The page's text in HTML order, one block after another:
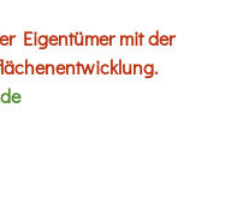
Eigentümer mit der